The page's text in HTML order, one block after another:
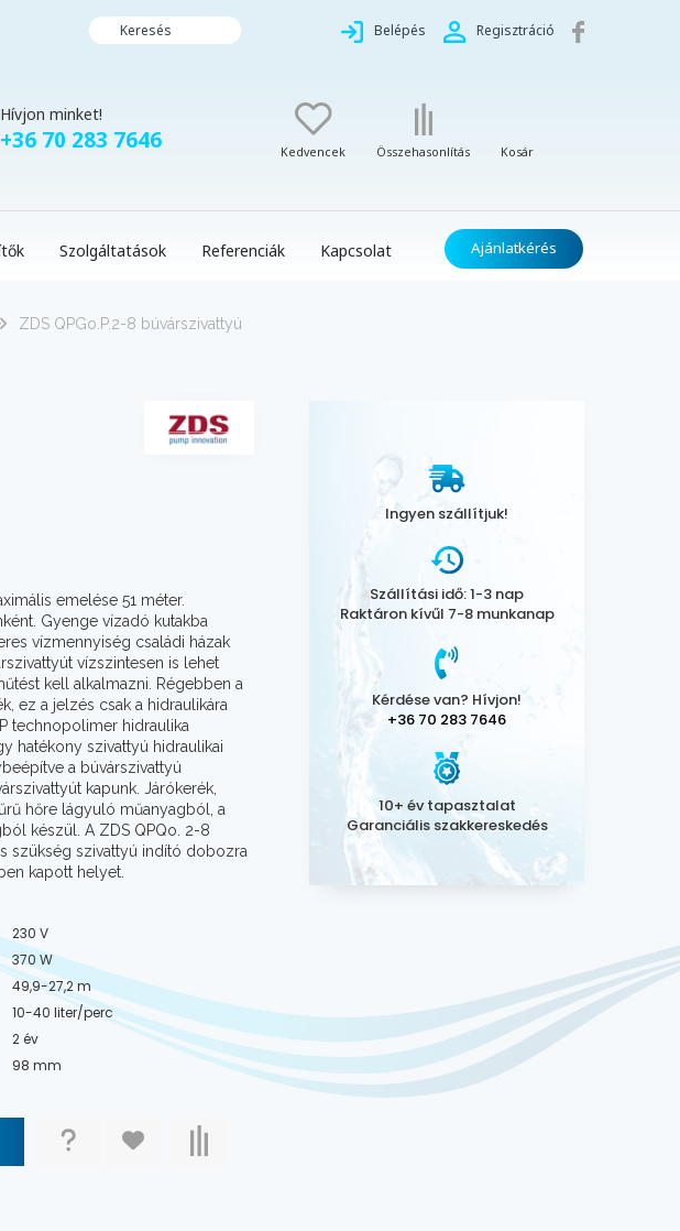
Keresés Belépés Regisztráció
Hívjon minket!
+36 70 283 7646 Kedvencek Összehasonlítás Kosár
Szolgáltatások Referenciák Kapcsolat Ajánlatkérés
ZDS QPGo.P.2-8 búvárszivattyú
emelése 51 méter.
Gyenge vízadó kutakba
vízmennyiség családi házak
vízszintesen is lehet
kell alkalmazni. Régebben a
ez a jelzés csak a hidraulikára
technopolimer hidraulika
hatékony szivattyú hidraulikai
a búvárszivattyú
kapunk. Járókerék,
hőre lágyuló műanyagból, a
készül. A ZDS QPQo. 2-8
szükség szivattyú indító dobozra
kapott helyet.
230 V
370 W
49,9-27,2 m
10-40 liter/perc
2 év
98 mm
Ingyen szállítjuk!
Szállítási idő: 1-3 nap
Raktáron kívűl 7-8 munkanap
Kérdése van? Hívjon!
+36 70 283 7646
10+ év tapasztalat
Garanciális szakkereskedés